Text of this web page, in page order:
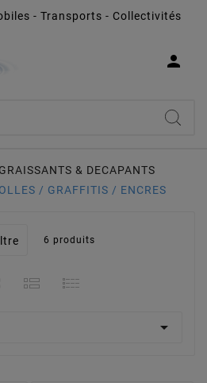
- Transports - Collectivités

& DECAPANTS
/ GRAFFITIS / ENCRES
6 produits
